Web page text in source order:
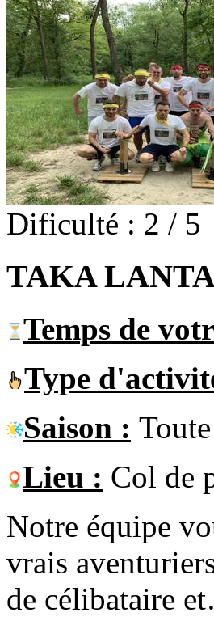
Dificulté : 2 / 5
TAKA
Temps de
Type
Saison :
Lieu : Col de
Notre équipe
vrais
de célibataire